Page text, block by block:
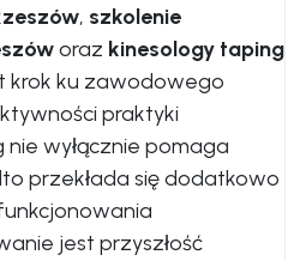
, szkolenie
oraz kinesology taping
krok ku zawodowego
praktyki
wyłącznie pomaga
przekłada się dodatkowo
jest przyszłość